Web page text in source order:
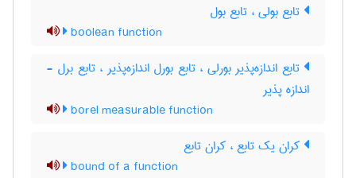
تابع بولی ، تابع بول
boolean function
تابع اندازه‌پذیر بورلی ، تابع بورل اندازه‌پذیر ، تابع برل -
اندازه پذیر
borel measurable function
کران یک تابع ، کران تابع
bound of a function